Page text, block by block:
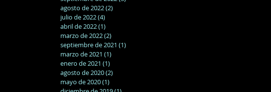
agosto de 2022(2)
julio de 2022(4)
abril de 2022(1)
marzo de 2022(2)
septiembre de 2021 (1)
marzo de 2021 (1)
enero de 2021 (1)
agosto de 2020(2)
mayo de 2020(1)